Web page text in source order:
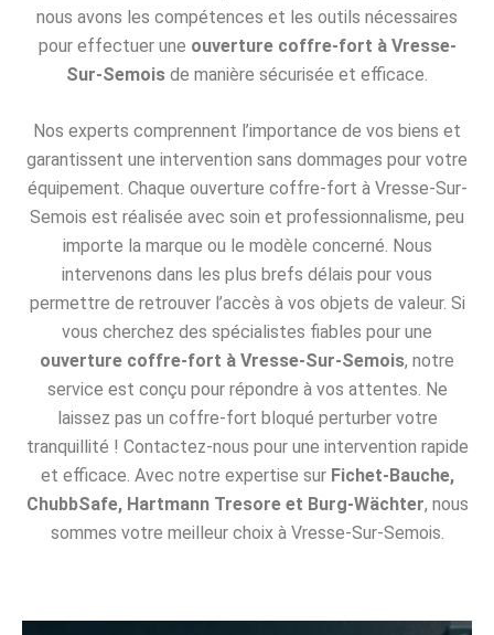
nous avons les compétences et les outils nécessaires
pour effectuer une ouverture coffre-fort à Vresse-
Sur-Semois de manière sécurisée et efficace.
Nos experts comprennent l’importance de vos biens et
garantissent une intervention sans dommages pour votre
équipement. Chaque ouverture coffre-fort à Vresse-Sur-
Semois est réalisée avec soin et professionnalisme, peu
importe la marque ou le modèle concerné. Nous
intervenons dans les plus brefs délais pour vous
permettre de retrouver l’accès à vos objets de valeur. Si
vous cherchez des spécialistes fiables pour une
ouverture coffre-fort à Vresse-Sur-Semois, notre
service est conçu pour répondre à vos attentes. Ne
laissez pas un coffre-fort bloqué perturber votre
tranquillité ! Contactez-nous pour une intervention rapide
et efficace. Avec notre expertise sur Fichet-Bauche,
ChubbSafe, Hartmann Tresore et Burg-Wächter, nous
sommes votre meilleur choix à Vresse-Sur-Semois.